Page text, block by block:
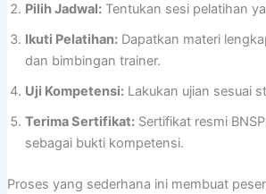
Pilih Jadwal:Tentukan sesi pelatihan
Ikuti Pelatihan:Dapatkan materi
dan bimbingan trainer.
Uji Kompetensi:Lakukan ujian sesuai
Terima Sertifikat:Sertifikat resmi
sebagai bukti kompetensi.
Proses yang sederhana ini membuat